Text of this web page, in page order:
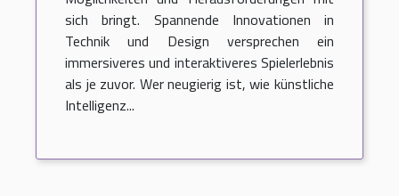
sich bringt. Spannende Innovationen in
Technik und Design versprechen ein
immersiveres und interaktiveres Spielerlebnis
als je zuvor. Wer neugierig ist, wie künstliche
Intelligenz...